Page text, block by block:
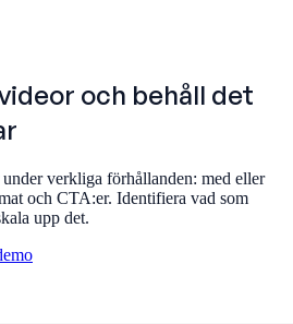
och behåll det
verkliga förhållanden: med eller
och CTA:er. Identifiera vad som
upp det.